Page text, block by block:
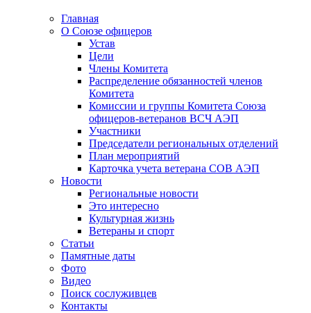
Главная
О Союзе офицеров
Устав
Цели
Члены Комитета
Распределение обязанностей членов
Комитета
Комиссии и группы Комитета Союза
офицеров-ветеранов ВСЧ АЭП
Участники
Председатели региональных отделений
План мероприятий
Карточка учета ветерана CОВ АЭП
Новости
Региональные новости
Это интересно
Культурная жизнь
Ветераны и спорт
Статьи
Памятные даты
Фото
Видео
Поиск сослуживцев
Контакты